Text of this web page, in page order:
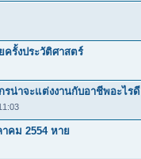
ครั้งประวัติศาสตร์
น่าจะแต่งงานกับอาชีพอะไรดี
คม 2554 หาย